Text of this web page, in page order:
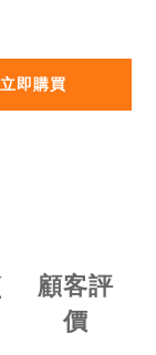
立即購買
顧客評
價